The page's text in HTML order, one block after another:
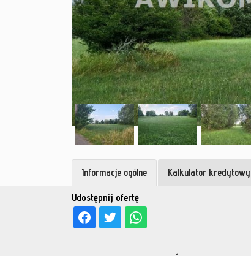
Udostępnij ofertę
Informacje ogólne Kalkulator kredytowy